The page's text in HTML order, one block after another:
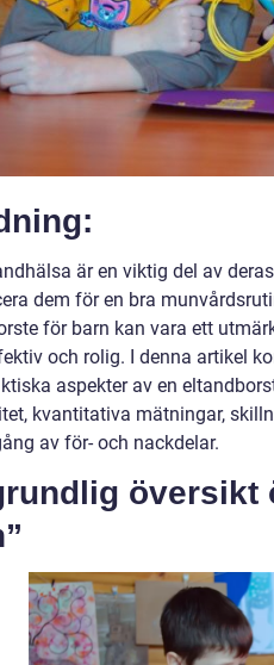
är en viktig del av
dem för en bra
för barn kan vara ett
och rolig. I denna artikel
aspekter av en
kvantitativa mätningar,
av för- och nackdelar.
översikt